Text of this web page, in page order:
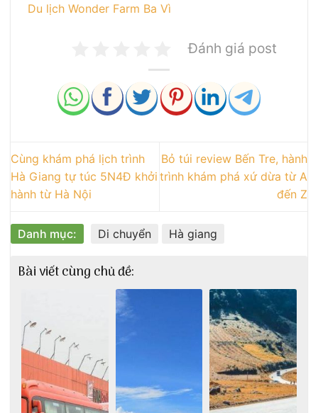
Du lịch Wonder Farm Ba Vì
Đánh giá post
Cùng khám phá lịch trình
Hà Giang tự túc 5N4Đ khởi
hành từ Hà Nội
Bỏ túi review Bến Tre, hành
trình khám phá xứ dừa từ A
đến Z
Danh mục: Di chuyển Hà giang
Bài viết cùng chủ đề: